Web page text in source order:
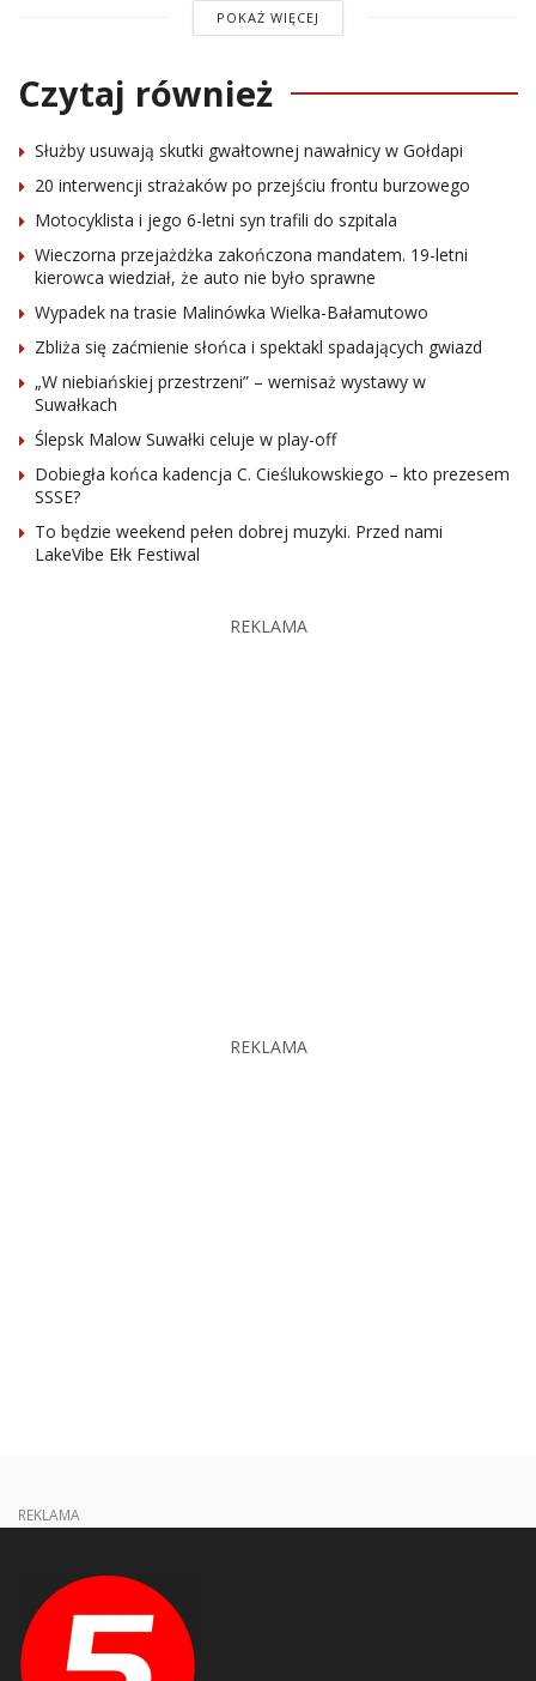
POKAŻ WIĘCEJ
Czytaj również
Służby usuwają skutki gwałtownej nawałnicy w Gołdapi
20 interwencji strażaków po przejściu frontu burzowego
Motocyklista i jego 6-letni syn trafili do szpitala
Wieczorna przejażdżka zakończona mandatem. 19-letni
kierowca wiedział, że auto nie było sprawne
Wypadek na trasie Malinówka Wielka-Bałamutowo
Zbliża się zaćmienie słońca i spektakl spadających gwiazd
„W niebiańskiej przestrzeni” – wernisaż wystawy w
Suwałkach
Ślepsk Malow Suwałki celuje w play-off
Dobiegła końca kadencja C. Cieślukowskiego – kto prezesem
SSSE?
To będzie weekend pełen dobrej muzyki. Przed nami
LakeVibe Ełk Festiwal
REKLAMA
REKLAMA
REKLAMA